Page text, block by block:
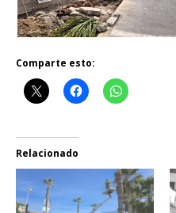
Comparte esto:
Relacionado